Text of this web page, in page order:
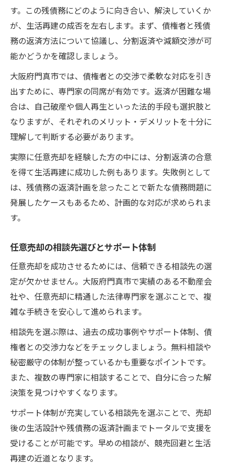
す。この残債務にどのように向き合い、解決していくか
が、生活再建の成否を左右します。まず、債権者と残債
務の返済方法について協議し、分割返済や減額交渉が可
能かどうかを確認しましょう。
大阪府門真市では、債権者との交渉で柔軟な対応を引き
出すために、専門家の同席が有効です。返済が困難な場
合は、自己破産や個人再生といった法的手段も選択肢と
なりますが、それぞれのメリット・デメリットを十分に
理解して判断する必要があります。
実際に任意売却を経験した方の中には、分割返済の合意
を得て生活再建に成功した例もあります。失敗例として
は、残債務の返済計画を怠ったことで新たな債務問題に
発展したケースもあるため、計画的な対応が求められま
す。
任意売却の相談先選びとサポート体制
任意売却を成功させるためには、信頼できる相談先の選
定が欠かせません。大阪府門真市で実績のある不動産会
社や、任意売却に精通した法律専門家を選ぶことで、複
雑な手続きを安心して進められます。
相談先を選ぶ際は、過去の成功事例やサポート体制、債
権者との交渉力などをチェックしましょう。無料相談や
秘密厳守の体制が整っているかも重要なポイントです。
また、複数の専門家に相談することで、自分に合った解
決策を見つけやすくなります。
サポート体制が充実している相談先を選ぶことで、売却
後の生活設計や残債務の返済計画までトータルで支援を
受けることが可能です。早めの相談が、競売回避と生活
再建の近道となります。